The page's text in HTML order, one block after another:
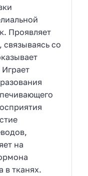
Проявляет
со
на
в тканях.